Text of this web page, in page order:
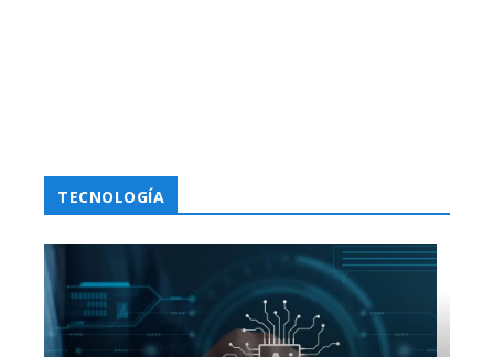
TECNOLOGÍA